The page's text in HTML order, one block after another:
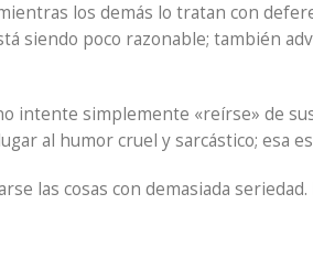
los demás lo tratan con
siendo poco razonable; también
intente simplemente «reírse» de
al humor cruel y sarcástico; esa
las cosas con demasiada